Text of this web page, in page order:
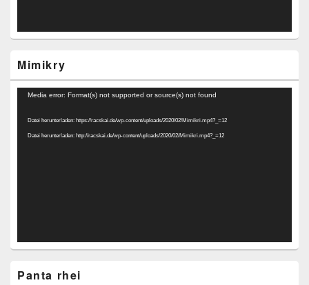
Mimikry
Video-
Media error: Format(s) not supported or source(s) not found
Datei herunterladen: https://racskai.de/wp-content/uploads/2020/02/Mimikri.mp4?_=12
Datei herunterladen: http://racskai.de/wp-content/uploads/2020/02/Mimikri.mp4?_=12
Panta rhei